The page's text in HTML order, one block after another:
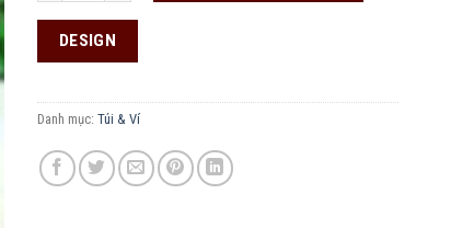
DESIGN
Danh mục: Túi & Ví